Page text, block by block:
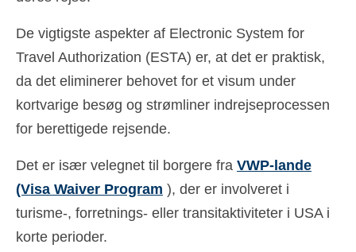
De vigtigste aspekter af Electronic System for
Travel Authorization (ESTA) er, at det er praktisk,
da det eliminerer behovet for et visum under
kortvarige besøg og strømliner indrejseprocessen
for berettigede rejsende.
Det er især velegnet til borgere fra VWP-lande
(Visa Waiver Program ), der er involveret i
turisme-, forretnings- eller transitaktiviteter i USA i
korte perioder.